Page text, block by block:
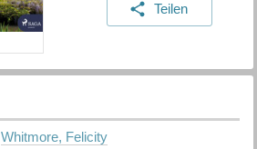
Teilen
Whitmore, Felicity